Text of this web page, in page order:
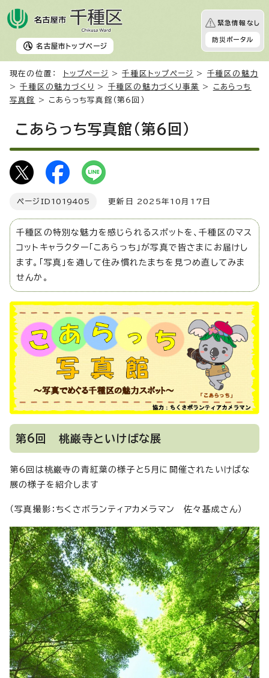
名古屋市 トップページ
緊急情報なし
防災ポータル
現在の位置： トップページ >千種区トップページ > 千種区の魅力
>千種区の魅力づくり > 千種区の魅力づくり事業 >
こあらっち
写真館
> こあらっち写真館（第6回）
こあらっち写真館（第6回）
ページID 1019405 更新日 2025年10月17日
千種区の特別な魅力を感じられるスポットを、千種区のマス
コットキャラクター「こあらっち」が写真で皆さまにお届けし
ます。「写真」を通して住み慣れたまちを見つめ直してみま
せんか。
第6回 桃巌寺といけばな展
第6回は桃巌寺の青紅葉の様子と5月に開催されたいけばな
展の様子を紹介します
（写真撮影：ちくさボランティアカメラマン 佐々基成さん）